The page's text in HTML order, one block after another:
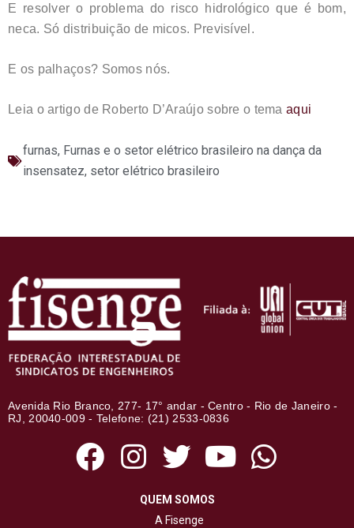
E resolver o problema do risco hidrológico que é bom,
neca. Só distribuição de micos. Previsível.
E os palhaços? Somos nós.
Leia o artigo de Roberto D’Araújo sobre o temaaqui
furnas, Furnas e o setor elétrico brasileiro na dança da
insensatez, setor elétrico brasileiro
Avenida Rio Branco, 277- 17° andar - Centro - Rio de Janeiro -
RJ, 20040-009 - Telefone: (21) 2533-0836
QUEM SOMOS
A Fisenge